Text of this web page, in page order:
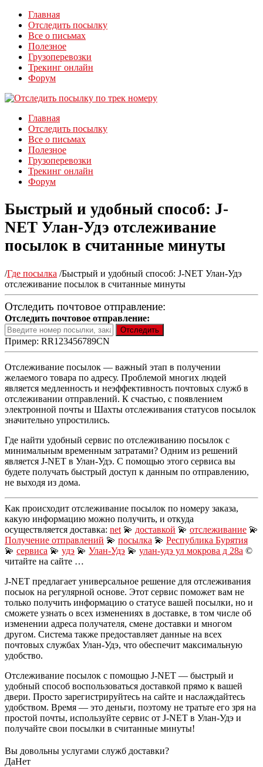
Главная
Отследить посылку
Все о письмах
Полезное
Грузоперевозки
Трекинг онлайн
Форум
Главная
Отследить посылку
Все о письмах
Полезное
Грузоперевозки
Трекинг онлайн
Форум
Быстрый и удобный способ: J-
NET Улан-Удэ отслеживание
посылок в считанные минуты
/Где посылка /Быстрый и удобный способ: J-NET Улан-Удэ
отслеживание посылок в считанные минуты
Отследить почтовое отправление:
Отследить почтовое отправление:
Пример: RR123456789CN
Отслеживание посылок — важный этап в получении
желаемого товара по адресу. Проблемой многих людей
является медленность и неэффективность почтовых служб в
отслеживании отправлений. К счастью, с появлением
электронной почты и Шахты отслеживания статусов посылок
значительно упростились.
Где найти удобный сервис по отслеживанию посылок с
минимальным временным затратами? Одним из решений
является J-NET в Улан-Удэ. С помощью этого сервиса вы
будете получать быстрый доступ к данным по отправлению,
не выходя из дома.
Как происходит отслеживание посылок по номеру заказа,
какую информацию можно получить, и откуда
осуществляется доставка: net 💫 доставкой 💫 отслеживание 💫
Получение отправлений 💫 посылка 💫 Республика Бурятия
💫 сервиса 💫 удэ 💫 Улан-Удэ 💫 улан-удэ ул мокрова д 28а ©
читайте на сайте …
J-NET предлагает универсальное решение для отслеживания
посыок на регулярной основе. Этот сервис поможет вам не
только получить информацию о статусе вашей посылки, но и
сможете узнать о всех изменениях в доставке, в том числе об
изменении адреса получателя, смене доставки и многом
другом. Система также предоставляет данные на всех
почтовых службах Улан-Удэ, что обеспечит максимальную
удобство.
Отслеживание посылок с помощью J-NET — быстрый и
удобный способ воспользоваться доставкой прямо к вашей
двери. Просто зарегистрируйтесь на сайте и наслаждайтесь
удобством. Время — это деньги, поэтому не тратьте его зря на
простой почты, используйте сервис от J-NET в Улан-Удэ и
получайте свои посылки в считанные минуты!
Вы довольны услугами служб доставки?
ДаНет